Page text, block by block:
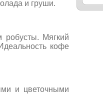
и груши.
робусты. Мягкий
кофе
и цветочными